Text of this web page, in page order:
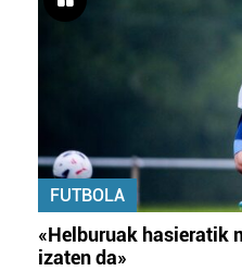
FUTBOLA
«Helburuak hasieratik
izaten da»